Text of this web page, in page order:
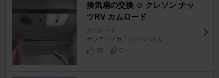
換気扇の交換 ☺ クレソン ナッ
ツRV カムロード
カムロード
サンデーメカニックパパさん
35
0